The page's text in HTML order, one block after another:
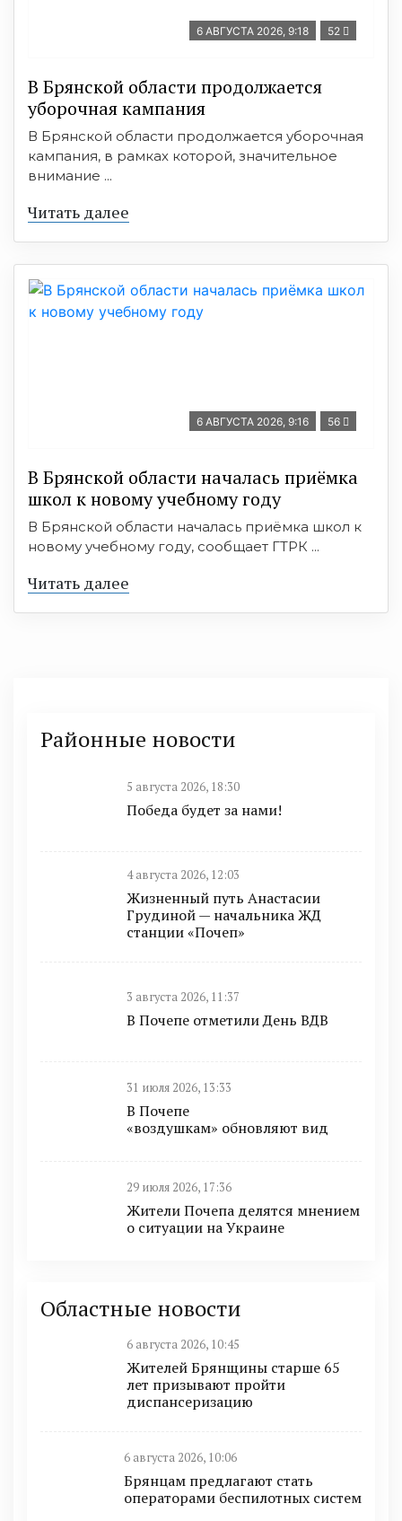
6 АВГУСТА 2026, 9:18 52
В Брянской области продолжается
уборочная кампания
В Брянской области продолжается уборочная
кампания, в рамках которой, значительное
внимание ...
Читать далее
6 АВГУСТА 2026, 9:16 56
В Брянской области началась приёмка
школ к новому учебному году
В Брянской области началась приёмка школ к
новому учебному году, сообщает ГТРК ...
Читать далее
Районные новости
5 августа 2026, 18:30
Победа будет за нами!
4 августа 2026, 12:03
Жизненный путь Анастасии
Грудиной — начальника ЖД
станции «Почеп»
3 августа 2026, 11:37
В Почепе отметили День ВДВ
31 июля 2026, 13:33
В Почепе
«воздушкам» обновляют вид
29 июля 2026, 17:36
Жители Почепа делятся мнением
о ситуации на Украине
Областные новости
6 августа 2026, 10:45
Жителей Брянщины старше 65
лет призывают пройти
диспансеризацию
6 августа 2026, 10:06
Брянцам предлагают стать
оперaторами бeспилотных систeм